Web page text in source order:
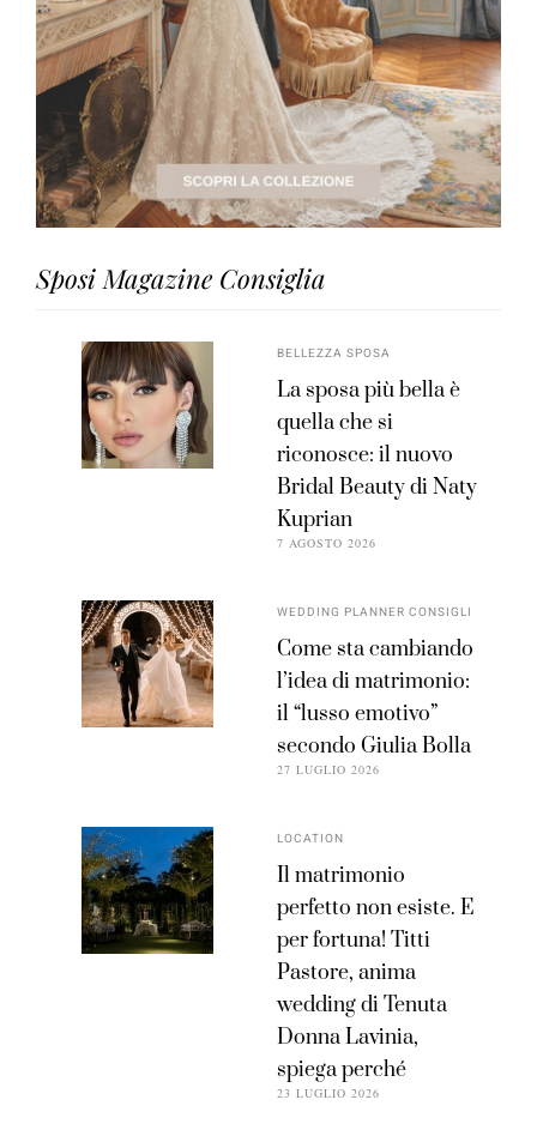
Sposi Magazine Consiglia
BELLEZZA SPOSA
La sposa più bella è
quella che si
riconosce: il nuovo
Bridal Beauty di Naty
Kuprian
7 AGOSTO 2026
WEDDING PLANNER CONSIGLI
Come sta cambiando
l’idea di matrimonio:
il “lusso emotivo”
secondo Giulia Bolla
27 LUGLIO 2026
LOCATION
Il matrimonio
perfetto non esiste. E
per fortuna! Titti
Pastore, anima
wedding di Tenuta
Donna Lavinia,
spiega perché
23 LUGLIO 2026